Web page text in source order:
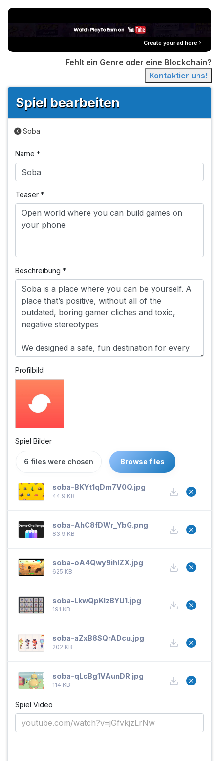
Create your ad here
Fehlt ein Genre oder eine Blockchain?
Kontaktier uns!
Spiel bearbeiten
Soba
Name *
Teaser *
Beschreibung *
Profilbild
Spiel Bilder
6 files were chosen Browse files
soba-BKYt1qDm7V0Q.jpg
44.9 KB
soba-AhC8fDWr_YbG.png
83.9 KB
soba-oA4Qwy9ihlZX.jpg
625 KB
soba-LkwQpKlzBYU1.jpg
191 KB
soba-aZxB8SQrADcu.jpg
202 KB
soba-qLcBg1VAunDR.jpg
114 KB
Spiel Video